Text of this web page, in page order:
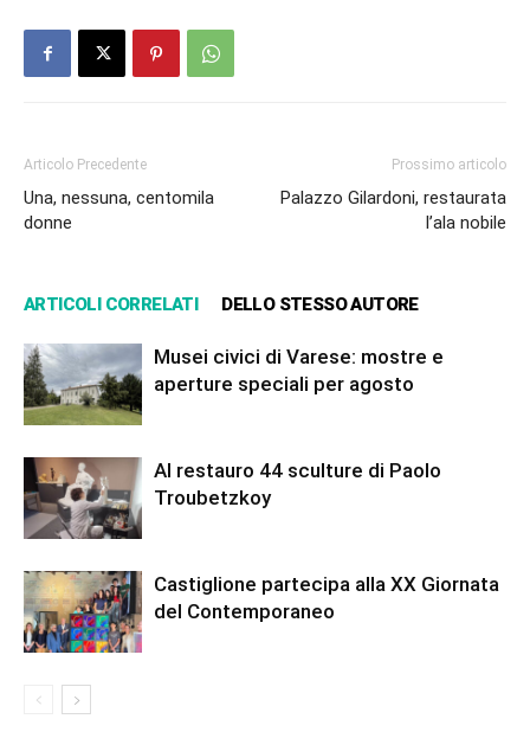
Articolo Precedente
Una, nessuna, centomila
donne
Prossimo articolo
Palazzo Gilardoni, restaurata
l’ala nobile
ARTICOLI CORRELATI DELLO STESSO AUTORE
Musei civici di Varese: mostre e
aperture speciali per agosto
Al restauro 44 sculture di Paolo
Troubetzkoy
Castiglione partecipa alla XX Giornata
del Contemporaneo